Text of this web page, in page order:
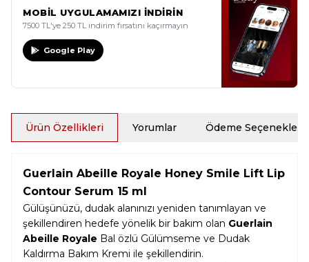
MOBİL UYGULAMAMIZI İNDİRİN
7500 TL'ye 250 TL indirim fırsatını kaçırmayın
Google Play
Ürün Özellikleri Yorumlar Ödeme Seçenekleri
Guerlain Abeille Royale Honey Smile Lift Lip
Contour Serum 15 ml
Gülüşünüzü, dudak alanınızı yeniden tanımlayan ve
şekillendiren hedefe yönelik bir bakım olan Guerlain
Abeille Royale Bal özlü Gülümseme ve Dudak
Kaldırma Bakım Kremi ile şekillendirin.